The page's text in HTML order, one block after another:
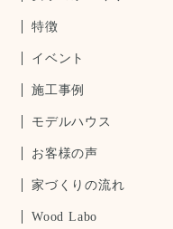
特徴
イベント
施工事例
モデルハウス
お客様の声
家づくりの流れ
Wood Labo